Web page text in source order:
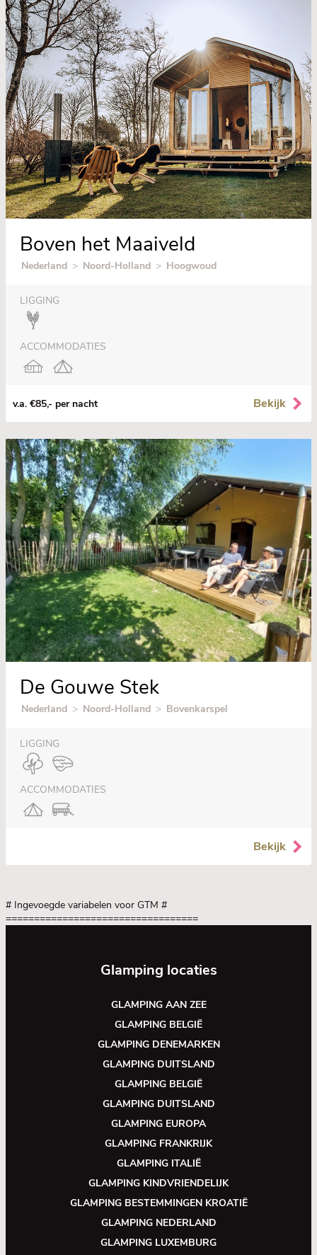
Boven het Maaiveld
Nederland > Noord-Holland > Hoogwoud
LIGGING
ACCOMMODATIES
v.a. €85,- per nacht Bekijk
De Gouwe Stek
Nederland > Noord-Holland > Bovenkarspel
LIGGING
ACCOMMODATIES
Bekijk
# Ingevoegde variabelen voor GTM #
==================================
Glamping locaties
GLAMPING AAN ZEE
GLAMPING BELGIË
GLAMPING DENEMARKEN
GLAMPING DUITSLAND
GLAMPING BELGIË
GLAMPING DUITSLAND
GLAMPING EUROPA
GLAMPING FRANKRIJK
GLAMPING ITALIË
GLAMPING KINDVRIENDELIJK
GLAMPING BESTEMMINGEN KROATIË
GLAMPING NEDERLAND
GLAMPING LUXEMBURG